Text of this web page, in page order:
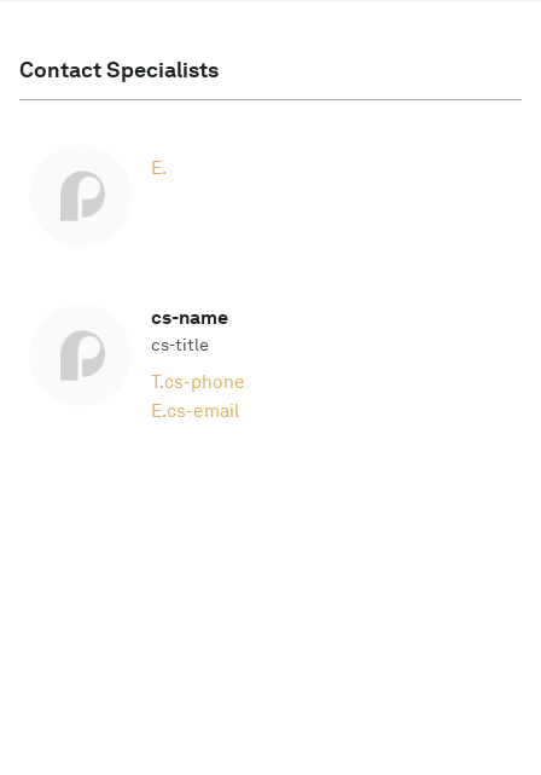
Contact Specialists
E.
cs-name
cs-title
T.cs-phone
E.cs-email